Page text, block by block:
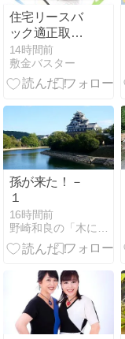
住宅リースバ
ック適正取引
主任者 必須知
識体系
14時間前
敷金バスター
孫が来た！－
１
16時間前